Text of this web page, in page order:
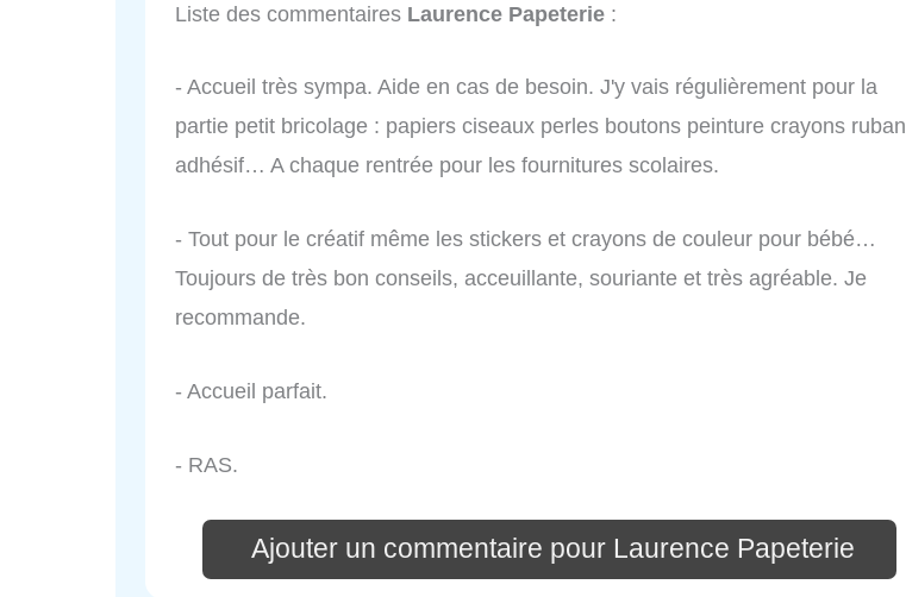
Liste des commentaires Laurence Papeterie :
- Accueil très sympa. Aide en cas de besoin. J'y vais régulièrement pour la
partie petit bricolage : papiers ciseaux perles boutons peinture crayons ruban
adhésif… A chaque rentrée pour les fournitures scolaires.
- Tout pour le créatif même les stickers et crayons de couleur pour bébé…
Toujours de très bon conseils, acceuillante, souriante et très agréable. Je
recommande.
- Accueil parfait.
- RAS.
Ajouter un commentaire pour Laurence Papeterie